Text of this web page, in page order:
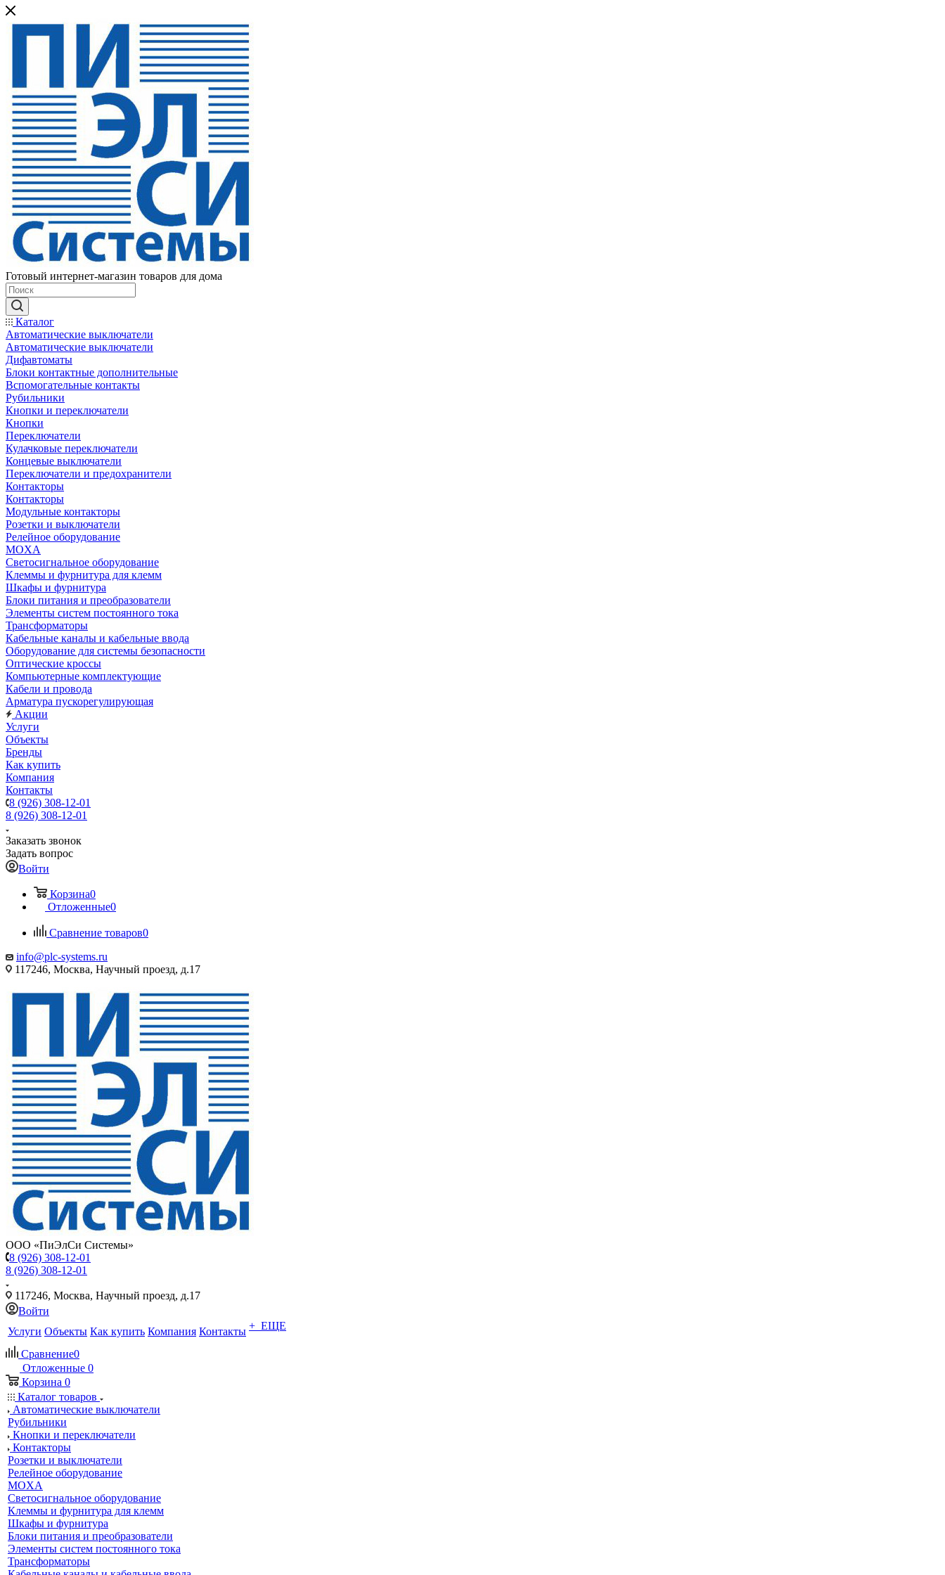
Готовый интернет-магазин товаров для дома
Каталог
Автоматические выключатели
Автоматические выключатели
Дифавтоматы
Блоки контактные дополнительные
Вспомогательные контакты
Рубильники
Кнопки и переключатели
Кнопки
Переключатели
Кулачковые переключатели
Концевые выключатели
Переключатели и предохранители
Контакторы
Контакторы
Модульные контакторы
Розетки и выключатели
Релейное оборудование
MOXA
Светосигнальное оборудование
Клеммы и фурнитура для клемм
Шкафы и фурнитура
Блоки питания и преобразователи
Элементы систем постоянного тока
Трансформаторы
Кабельные каналы и кабельные ввода
Оборудование для системы безопасности
Оптические кроссы
Компьютерные комплектующие
Кабели и провода
Арматура пускорегулирующая
Акции
Услуги
Объекты
Бренды
Как купить
Компания
Контакты
8 (926) 308-12-01
8 (926) 308-12-01
Заказать звонок
Задать вопрос
Войти
Корзина0
Отложенные0
Сравнение товаров0
info@plc-systems.ru
117246, Москва, Научный проезд, д.17
ООО «ПиЭлСи Системы»
8 (926) 308-12-01
8 (926) 308-12-01
117246, Москва, Научный проезд, д.17
Войти
Услуги Объекты Как купить Компания Контакты + ЕЩЕ
Сравнение0
Отложенные 0
Корзина 0
Каталог товаров
Автоматические выключатели
Рубильники
Кнопки и переключатели
Контакторы
Розетки и выключатели
Релейное оборудование
MOXA
Светосигнальное оборудование
Клеммы и фурнитура для клемм
Шкафы и фурнитура
Блоки питания и преобразователи
Элементы систем постоянного тока
Трансформаторы